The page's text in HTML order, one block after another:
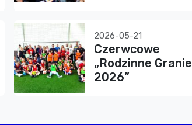
2026-05-21
Czerwcowe
„Rodzinne Granie
2026”